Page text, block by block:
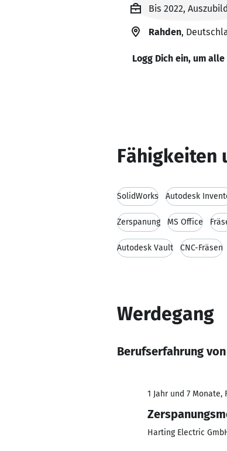
Bis 2022,
Rahden,
Logg Dich ein, um
Fähigkeiten
SolidWorks Autodesk
Zerspanung MS Office
Autodesk Vault CNC-Fräsen
Werdegang
Berufserfahrung
1 Jahr und 7 Monate,
Harting Electric